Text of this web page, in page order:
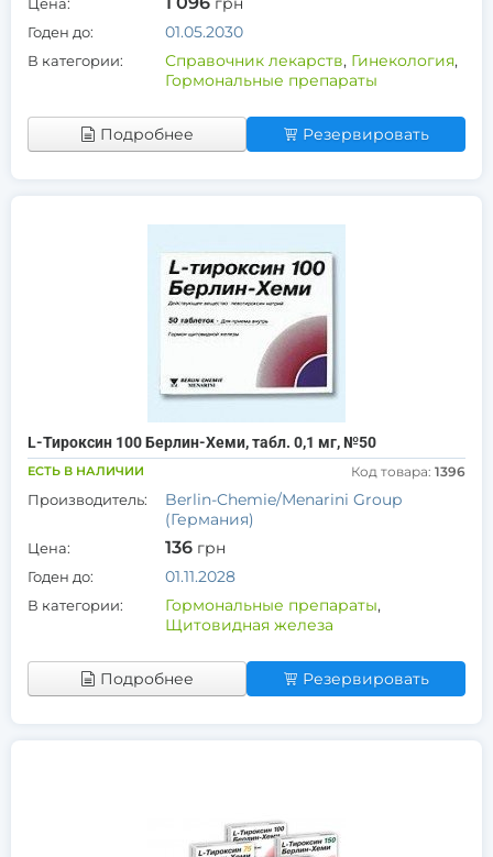
Годен до: 01.05.2030
В категории: Справочник лекарств, Гинекология,
Гормональные препараты
Подробнее Резервировать
L-Тироксин 100 Берлин-Хеми, табл. 0,1 мг, №50
ЕСТЬ В НАЛИЧИИ Код товара: 1396
Производитель:
Berlin-Chemie/Menarini Group
(Германия)
Цена: 136 грн
Годен до: 01.11.2028
В категории: Гормональные препараты,
Щитовидная железа
Подробнее Резервировать